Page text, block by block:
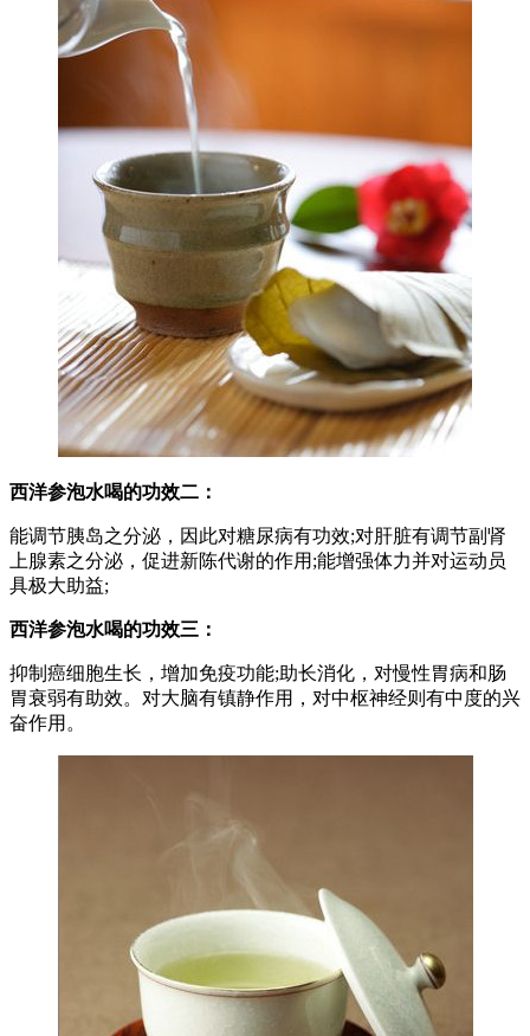
西洋参泡水喝的功效二：
能调节胰岛之分泌，因此对糖尿病有功效;对肝脏有调节副肾
上腺素之分泌，促进新陈代谢的作用;能增强体力并对运动员
具极大助益;
西洋参泡水喝的功效三：
抑制癌细胞生长，增加免疫功能;助长消化，对慢性胃病和肠
胃衰弱有助效。对大脑有镇静作用，对中枢神经则有中度的兴
奋作用。